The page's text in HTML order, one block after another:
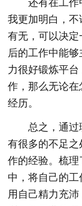
还有在工
我更加明白，
有无，可以决
后的工作中能
力很好锻炼平
作，那么无论
经历。
总之，通
有很多的不足
作的经验。梳
中，将自己的
用自己精力充